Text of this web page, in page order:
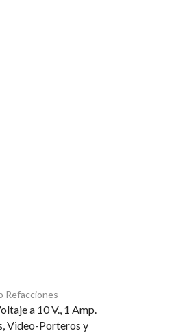
Refacciones
a 10 V., 1 Amp.
Video-Porteros y